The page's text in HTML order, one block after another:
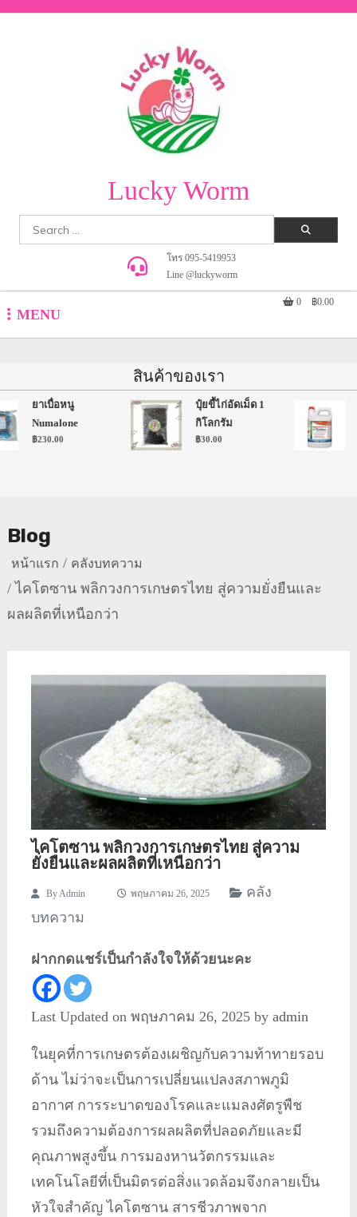
Skip
Lucky Worm
Search
โทร 095-5419953
Line @luckyworm
MENU
0 ฿0.00
สินค้าของเรา
ยาเบื่อหนู
Numalone
230.00
ปุ๋ยขี้ไก่อัดเม็ด 1
กิโลกรัม
30.00
Blog
หน้าแรก คลังบทความ
ไคโตซาน พลิกวงการเกษตรไทย สู่ความยั่งยืนและ
ผลผลิตที่เหนือกว่า
ไคโตซาน พลิกวงการเกษตรไทย สู่ความ
ยั่งยืนและผลผลิตที่เหนือกว่า
ByAdmin พฤษภาคม 26, 2025
คลัง
บทความ
ฝากกดแชร์เป็นกำลังใจให้ด้วยนะคะ
Last Updated on พฤษภาคม 26, 2025 by admin
ในยุคที่การเกษตรต้องเผชิญกับความท้าทายรอบ
ด้าน ไม่ว่าจะเป็นการเปลี่ยนแปลงสภาพภูมิ
อากาศ การระบาดของโรคและแมลงศัตรูพืช
รวมถึงความต้องการผลผลิตที่ปลอดภัยและมี
คุณภาพสูงขึ้น การมองหานวัตกรรมและ
เทคโนโลยีที่เป็นมิตรต่อสิ่งแวดล้อมจึงกลายเป็น
หัวใจสำคัญ ไคโตซาน สารชีวภาพจาก